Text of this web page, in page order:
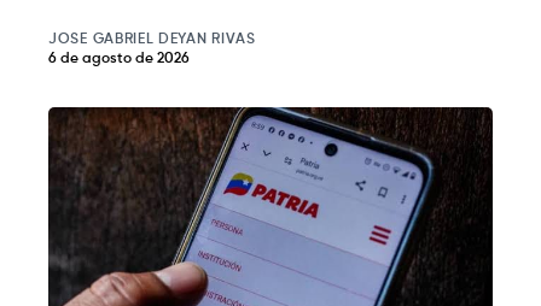
JOSE GABRIEL DEYAN RIVAS
6 de agosto de 2026